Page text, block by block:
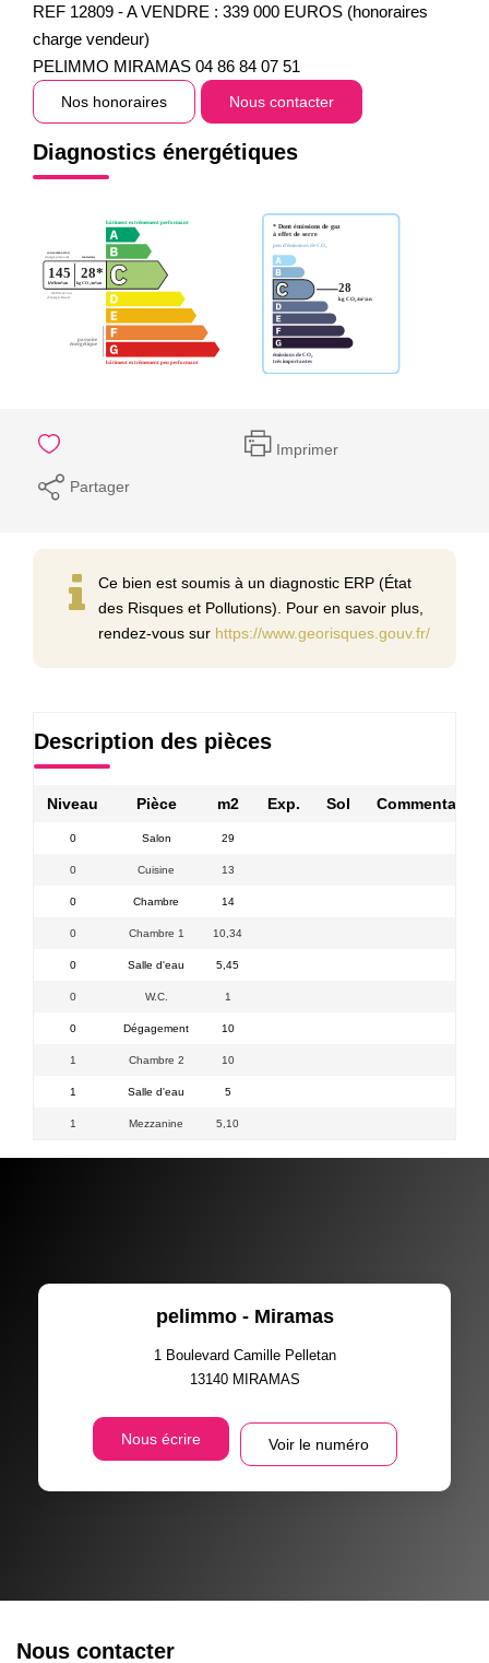
REF 12809 - A VENDRE : 339 000 EUROS (honoraires
charge vendeur)
PELIMMO MIRAMAS 04 86 84 07 51
Nos honoraires Nous contacter
Diagnostics énergétiques
Imprimer
Partager
Ce bien est soumis à un diagnostic ERP (État
des Risques et Pollutions). Pour en savoir plus,
rendez-vous sur https://www.georisques.gouv.fr/
Description des pièces
Niveau Pièce m2 Exp. Sol Commentaires
0 Salon 29
0 Cuisine 13
0 Chambre 14
0 Chambre 1 10,34
0 Salle d'eau 5,45
0 W.C. 1
0 Dégagement 10
1 Chambre 2 10
1 Salle d'eau 5
1 Mezzanine 5,10
pelimmo - Miramas
1 Boulevard Camille Pelletan
13140 MIRAMAS
Nous écrire Voir le numéro
Nous contacter